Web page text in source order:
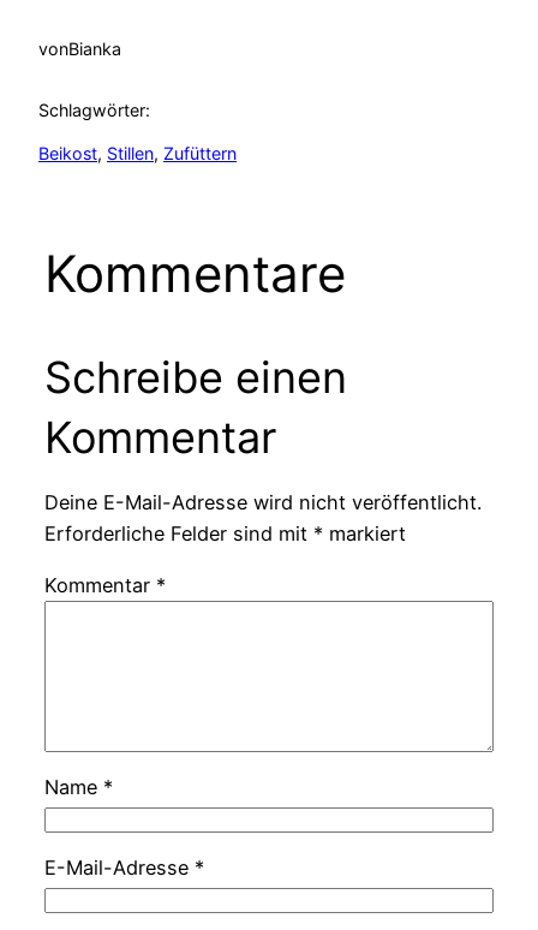
vonBianka
Schlagwörter:
Beikost, Stillen, Zufüttern
Kommentare
Schreibe einen
Kommentar
Deine E-Mail-Adresse wird nicht veröffentlicht.
Erforderliche Felder sind mit * markiert
Kommentar *
Name *
E-Mail-Adresse *